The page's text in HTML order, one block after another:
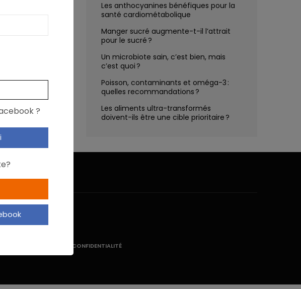
Les anthocyanines bénéfiques pour la
santé cardiométabolique
Manger sucré augmente-t-il l’attrait
pour le sucré ?
Un microbiote sain, c’est bien, mais
c’est quoi ?
Poisson, contaminants et oméga-3 :
quelles recommandations ?
Les aliments ultra-transformés
doivent-ils être une cible prioritaire ?
?
POLITIQUE DE CONFIDENTIALITÉ